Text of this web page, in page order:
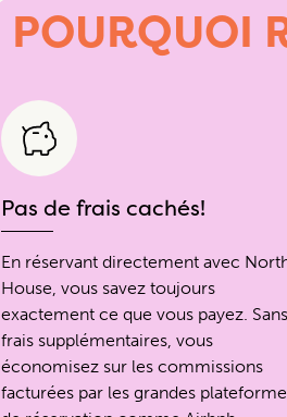
POURQUOI
Pas de frais cachés!
En réservant directement avec
House, vous savez toujours
exactement ce que vous payez. Sans
frais supplémentaires, vous
économisez sur les commissions
facturées par les grandes